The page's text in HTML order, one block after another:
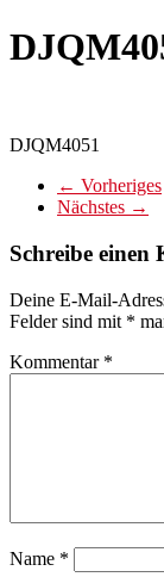
DJQM4051
← Vorheriges
Nächstes →
Schreibe einen
Deine E-Mail-
Felder sind mit *
Kommentar *
Name *